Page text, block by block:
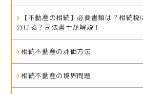
【不動産の相続】必要書類は？相続
分ける？司法書士が解説！
相続不動産の評価方法
相続不動産の境界問題